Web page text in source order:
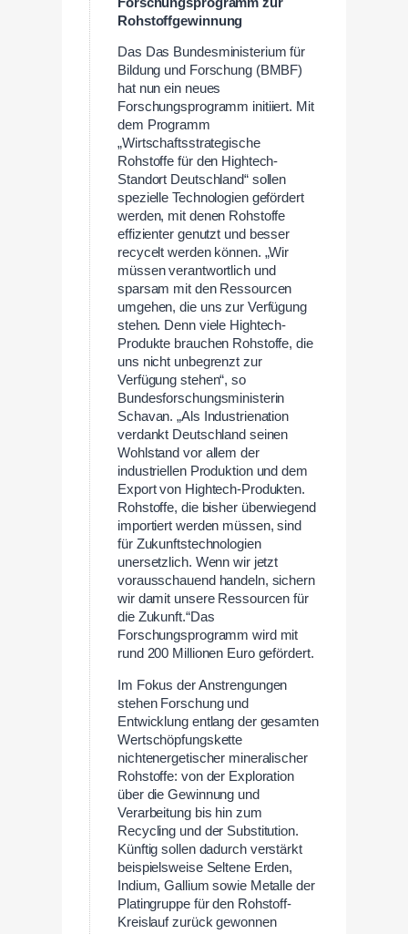
Rohstoffgewinnung
Das Das Bundesministerium für
Bildung und Forschung (BMBF)
hat nun ein neues
Forschungsprogramm initiiert. Mit
dem Programm
„Wirtschaftsstrategische
Rohstoffe für den Hightech-
Standort Deutschland“ sollen
spezielle Technologien gefördert
werden, mit denen Rohstoffe
effizienter genutzt und besser
recycelt werden können. „Wir
müssen verantwortlich und
sparsam mit den Ressourcen
umgehen, die uns zur Verfügung
stehen. Denn viele Hightech-
Produkte brauchen Rohstoffe, die
uns nicht unbegrenzt zur
Verfügung stehen“, so
Bundesforschungsministerin
Schavan. „Als Industrienation
verdankt Deutschland seinen
Wohlstand vor allem der
industriellen Produktion und dem
Export von Hightech-Produkten.
Rohstoffe, die bisher überwiegend
importiert werden müssen, sind
für Zukunftstechnologien
unersetzlich. Wenn wir jetzt
vorausschauend handeln, sichern
wir damit unsere Ressourcen für
die Zukunft.“Das
Forschungsprogramm wird mit
rund 200 Millionen Euro gefördert.
Im Fokus der Anstrengungen
stehen Forschung und
Entwicklung entlang der gesamten
Wertschöpfungskette
nichtenergetischer mineralischer
Rohstoffe: von der Exploration
über die Gewinnung und
Verarbeitung bis hin zum
Recycling und der Substitution.
Künftig sollen dadurch verstärkt
beispielsweise Seltene Erden,
Indium, Gallium sowie Metalle der
Platingruppe für den Rohstoff-
Kreislauf zurück gewonnen